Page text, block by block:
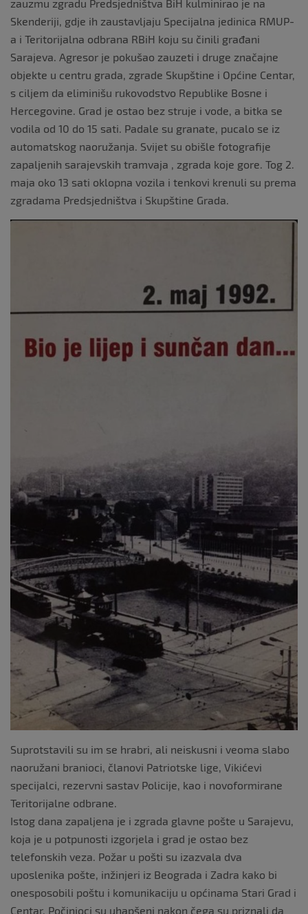
zauzmu zgradu Predsjedništva BiH kulminirao je na
Skenderiji, gdje ih zaustavljaju Specijalna jedinica RMUP-
a i Teritorijalna odbrana RBiH koju su činili građani
Sarajeva. Agresor je pokušao zauzeti i druge značajne
objekte u centru grada, zgrade Skupštine i Općine Centar,
s ciljem da eliminišu rukovodstvo Republike Bosne i
Hercegovine. Grad je ostao bez struje i vode, a bitka se
vodila od 10 do 15 sati. Padale su granate, pucalo se iz
automatskog naoružanja. Svijet su obišle fotografije
zapaljenih sarajevskih tramvaja , zgrada koje gore. Tog 2.
maja oko 13 sati oklopna vozila i tenkovi krenuli su prema
zgradama Predsjedništva i Skupštine Grada.
Suprotstavili su im se hrabri, ali neiskusni i veoma slabo
naoružani branioci, članovi Patriotske lige, Vikićevi
specijalci, rezervni sastav Policije, kao i novoformirane
Teritorijalne odbrane.
Istog dana zapaljena je i zgrada glavne pošte u Sarajevu,
koja je u potpunosti izgorjela i grad je ostao bez
telefonskih veza. Požar u pošti su izazvala dva
uposlenika pošte, inžinjeri iz Beograda i Zadra kako bi
onesposobili poštu i komunikaciju u općinama Stari Grad i
Centar. Počinioci su uhapšeni nakon čega su priznali da